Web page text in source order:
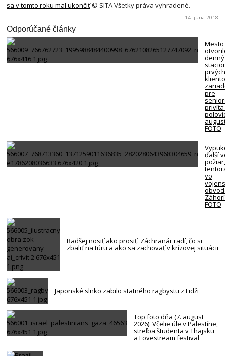
sa v tomto roku mal ukončiť© SITA Všetky práva vyhradené.
14. júna 2018
Odporúčané články
Mesto
denný
prvých
pre
FOTO
ďalší
požiar,
vo
FOTO
Radšej nosiť ako prosiť. Záchranár radí, čo si
zbaliť na túru a ako sa zachovať v krízovej situácii
Japonské slnko zabilo statného ragbystu z Fidži
Top foto dňa (7. august
2026): Včelie úle v Palestíne,
streľba študenta v Thajsku
a Lovestream festival